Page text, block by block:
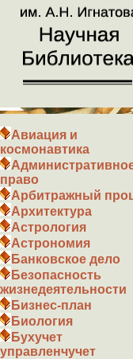
Авиация и
космонавтика
право
Арбитражный
Архитектура
Астрология
Астрономия
Банковское дело
Безопасность
жизнедеятельности
Бизнес-план
Биология
Бухучет
управленчучет